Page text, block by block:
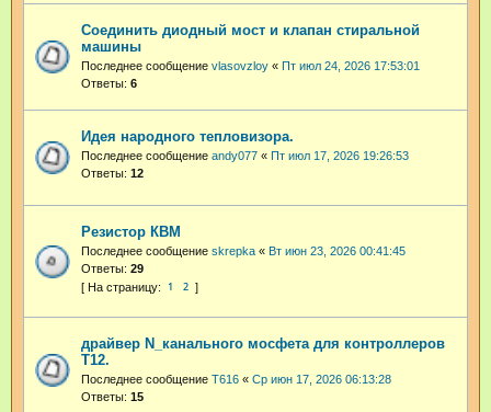
Соединить диодный мост и клапан стиральной
машины
Последнее сообщение vlasovzloy « Пт июл 24, 2026 17:53:01
Ответы: 6
Идея народного тепловизора.
Последнее сообщение andy077 « Пт июл 17, 2026 19:26:53
Ответы: 12
Резистор КВМ
Последнее сообщение skrepka « Вт июн 23, 2026 00:41:45
Ответы: 29
1 2
драйвер N_канального мосфета для контроллеров
Т12.
Последнее сообщение T616 « Ср июн 17, 2026 06:13:28
Ответы: 15